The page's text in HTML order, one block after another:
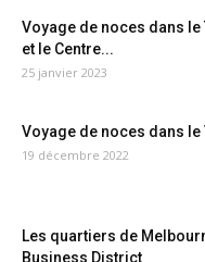
Voyage de noces dans
et le Centre...
25 janvier 2023
Voyage de noces dans
19 décembre 2022
Les quartiers de
Business District